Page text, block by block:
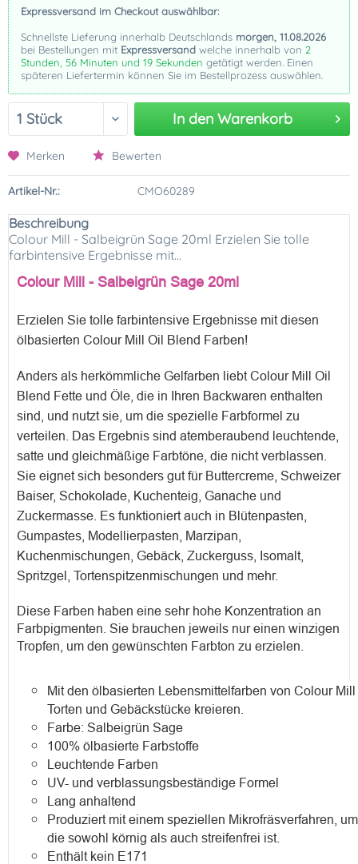
Expressversand im Checkout auswählbar:
Schnellste Lieferung innerhalb Deutschlands morgen, 11.08.2026
bei Bestellungen mit Expressversand welche innerhalb von 2
Stunden, 56 Minuten und 18 Sekunden getätigt werden. Einen
späteren Liefertermin können Sie im Bestellprozess auswählen.
In den Warenkorb
Merken Bewerten
Artikel-Nr.: CMO60289
Beschreibung
Colour Mill - Salbeigrün Sage 20ml Erzielen Sie tolle
farbintensive Ergebnisse mit...
Colour Mill - Salbeigrün Sage 20ml
Erzielen Sie tolle farbintensive Ergebnisse mit diesen
ölbasierten Colour Mill Oil Blend Farben!
Anders als herkömmliche Gelfarben liebt Colour Mill Oil
Blend Fette und Öle, die in Ihren Backwaren enthalten
sind, und nutzt sie, um die spezielle Farbformel zu
verteilen. Das Ergebnis sind atemberaubend leuchtende,
satte und gleichmäßige Farbtöne, die nicht verblassen.
Sie eignet sich besonders gut für Buttercreme, Schweizer
Baiser, Schokolade, Kuchenteig, Ganache und
Zuckermasse. Es funktioniert auch in Blütenpasten,
Gumpastes, Modellierpasten, Marzipan,
Kuchenmischungen, Gebäck, Zuckerguss, Isomalt,
Spritzgel, Tortenspitzenmischungen und mehr.
Diese Farben haben eine sehr hohe Konzentration an
Farbpigmenten. Sie brauchen jeweils nur einen winzigen
Tropfen, um den gewünschten Farbton zu erzielen.
Mit den ölbasierten Lebensmittelfarben von Colour
Torten und Gebäckstücke kreieren.
Farbe: Salbeigrün Sage
100% ölbasierte Farbstoffe
Leuchtende Farben
UV- und verblassungsbeständige Formel
Lang anhaltend
Produziert mit einem speziellen Mikrofräsverfahren,
die sowohl körnig als auch streifenfrei ist.
Enthält kein E171